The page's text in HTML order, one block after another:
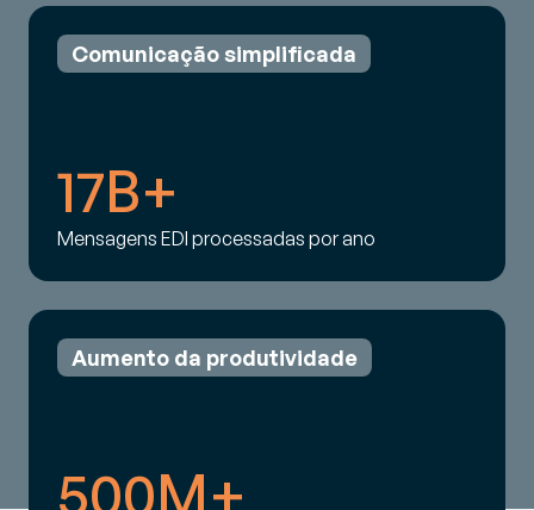
Comunicação simplificada
17B+
Mensagens EDI processadas por ano
Aumento da produtividade
500M+